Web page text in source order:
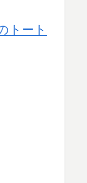
トート